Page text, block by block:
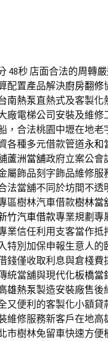
48秒 店面合法的周轉
配置產品解決廚房翻修
南熱泵直熱式及客製化
廠電梯公司安裝及維修
，合法桃園中壢在地老
各種多元借款管道永和
蘆洲當舖政府立案公會
屬飾品刻字飾品維修服
法當舖不同於坊間不透
區樹林汽車借款樹林當
竹汽車借款專業規劃專
業信任利用支客當作抵
特別加保申報生意人的
錢僅收取利息與倉棧費
統當舖與現代化板橋當
雄熱泵製造安裝廠售後
又便利的客製化小額貸
維修服務新客戶在地高
市樹林免留車快速方便